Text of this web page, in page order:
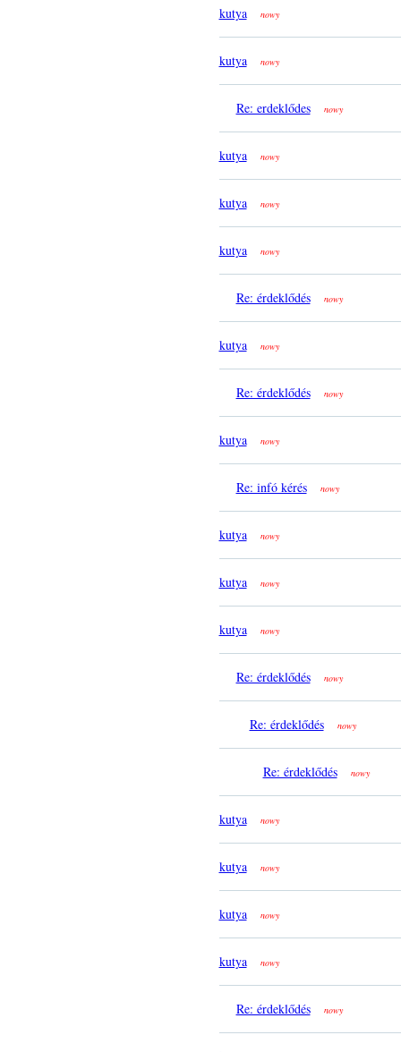
kutya nowy
kutya nowy
Re: erdeklődes nowy
kutya nowy
kutya nowy
kutya nowy
Re: érdeklődés nowy
kutya nowy
Re: érdeklődés nowy
kutya nowy
Re: infó kérés nowy
kutya nowy
kutya nowy
kutya nowy
Re: érdeklődés nowy
Re: érdeklődés nowy
Re: érdeklődés nowy
kutya nowy
kutya nowy
kutya nowy
kutya nowy
Re: érdeklődés nowy